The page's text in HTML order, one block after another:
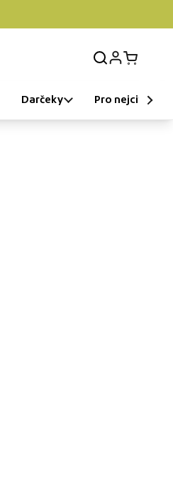
Prihlásenie
Otvorit
Darčeky Pro nejcitlivější